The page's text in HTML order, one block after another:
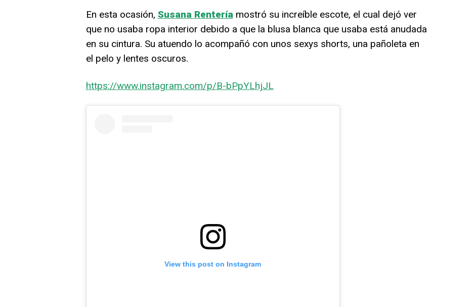
En esta ocasión, Susana Renteríamostró su increíble escote, el cual dejó ver
que no usaba ropa interior debido a que la blusa blanca que usaba está anudada
en su cintura. Su atuendo lo acompañó con unos sexys shorts, una pañoleta en
el pelo y lentes oscuros.
https://www.instagram.com/p/B-bPpYLhjJL
View this post on Instagram